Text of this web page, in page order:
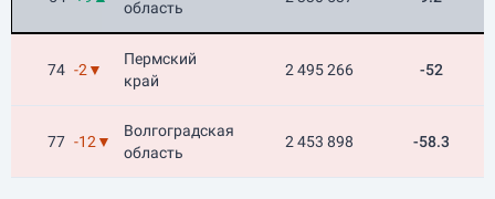
область
74 -2▼
Пермский
край
2 495 266 -52
77 -12▼
Волгоградская
область
2 453 898 -58.3